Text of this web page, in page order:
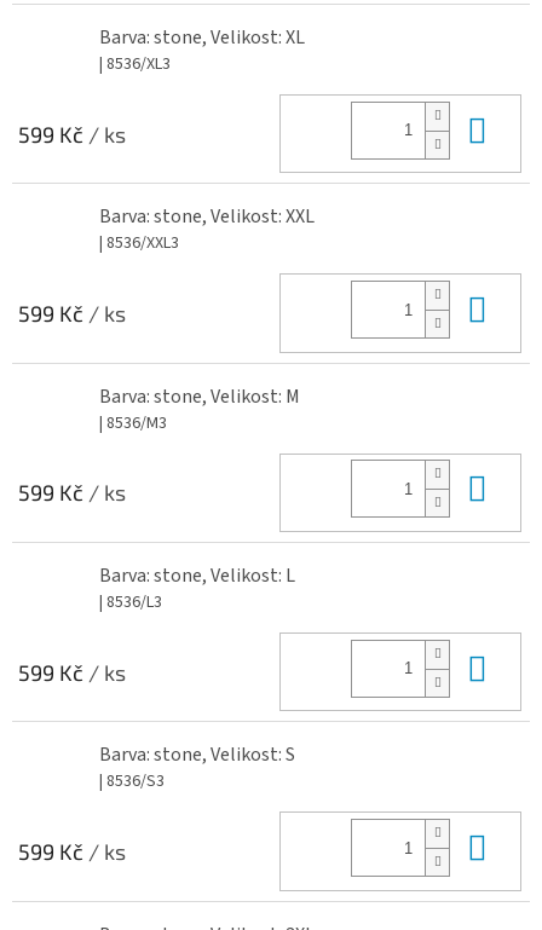
Barva: stone, Velikost: XL
| 8536/XL3
599 Kč / ks
Barva: stone, Velikost: XXL
| 8536/XXL3
599 Kč / ks
Barva: stone, Velikost: M
| 8536/M3
599 Kč / ks
Barva: stone, Velikost: L
| 8536/L3
599 Kč / ks
Barva: stone, Velikost: S
| 8536/S3
599 Kč / ks